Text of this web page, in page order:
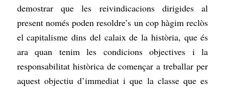
demostrar que les reivindicacions dirigides al
present només poden resoldre’s un cop hàgim reclòs
el capitalisme dins del calaix de la història, que és
ara quan tenim les condicions objectives i la
responsabilitat històrica de començar a treballar per
aquest objectiud’immediat i que la classe que es